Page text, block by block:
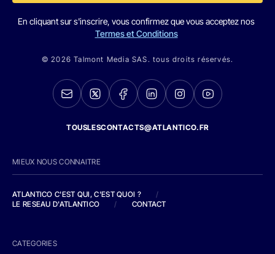
En cliquant sur s'inscrire, vous confirmez que vous acceptez nos
Termes et Conditions
© 2026 Talmont Media SAS. tous droits réservés.
TOUSLESCONTACTS@ATLANTICO.FR
MIEUX NOUS CONNAITRE
ATLANTICO C'EST QUI, C'EST QUOI ?
/
LE RESEAU D'ATLANTICO
/ CONTACT
CATEGORIES